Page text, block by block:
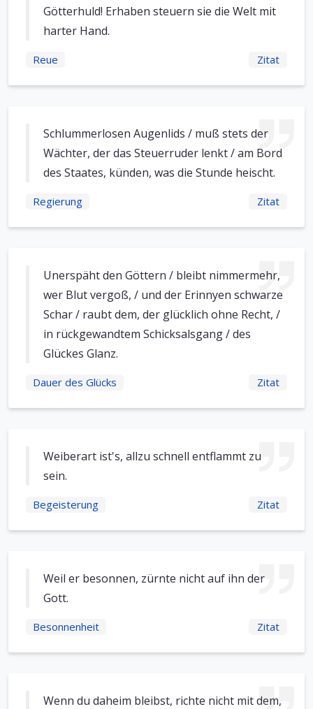
Götterhuld! Erhaben steuern sie die Welt mit
harter Hand.
Reue Zitat
Schlummerlosen Augenlids / muß stets der
Wächter, der das Steuerruder lenkt / am Bord
des Staates, künden, was die Stunde heischt.
Regierung Zitat
Unerspäht den Göttern / bleibt nimmermehr,
wer Blut vergoß, / und der Erinnyen schwarze
Schar / raubt dem, der glücklich ohne Recht, /
in rückgewandtem Schicksalsgang / des
Glückes Glanz.
Dauer des Glücks Zitat
Weiberart ist's, allzu schnell entflammt zu
sein.
Begeisterung Zitat
Weil er besonnen, zürnte nicht auf ihn der
Gott.
Besonnenheit Zitat
Wenn du daheim bleibst, richte nicht mit dem,